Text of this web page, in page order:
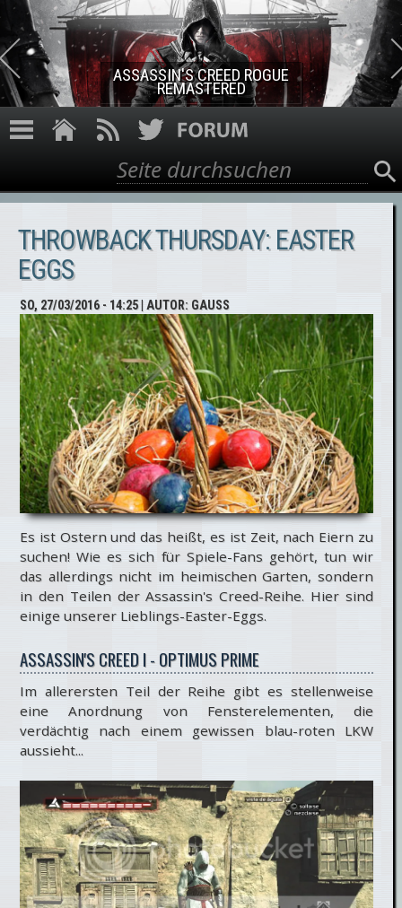
Direkt zum Inhalt
ASSASSIN'S CREED ROGUE
REMASTERED
Suchformular
Suche
THROWBACK THURSDAY: EASTER
EGGS
SO, 27/03/2016 - 14:25| AUTOR: GAUSS
Es ist Ostern und das heißt, es ist Zeit, nach Eiern zu
suchen! Wie es sich für Spiele-Fans gehört, tun wir
das allerdings nicht im heimischen Garten, sondern
in den Teilen der Assassin's Creed-Reihe. Hier sind
einige unserer Lieblings-Easter-Eggs.
ASSASSIN'S CREED I - OPTIMUS PRIME
Im allerersten Teil der Reihe gibt es stellenweise
eine Anordnung von Fensterelementen, die
verdächtig nach einem gewissen blau-roten LKW
aussieht...